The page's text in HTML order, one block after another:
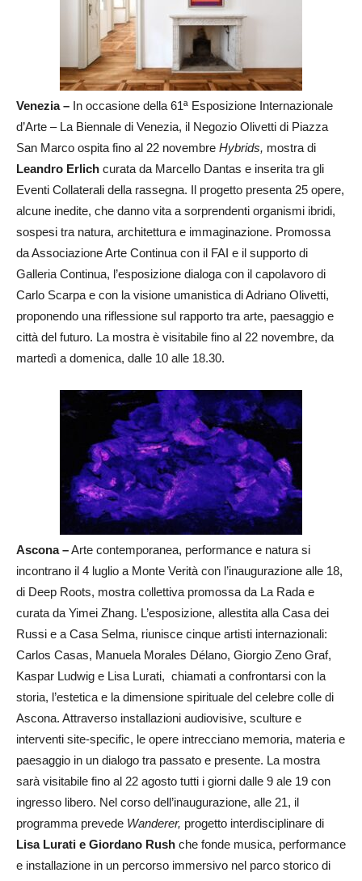
Venezia – In occasione della 61ª Esposizione Internazionale
d’Arte – La Biennale di Venezia, il Negozio Olivetti di Piazza
San Marco ospita fino al 22 novembre Hybrids, mostra di
Leandro Erlich curata da Marcello Dantas e inserita tra gli
Eventi Collaterali della rassegna. Il progetto presenta 25 opere,
alcune inedite, che danno vita a sorprendenti organismi ibridi,
sospesi tra natura, architettura e immaginazione. Promossa
da Associazione Arte Continua con il FAI e il supporto di
Galleria Continua, l’esposizione dialoga con il capolavoro di
Carlo Scarpa e con la visione umanistica di Adriano Olivetti,
proponendo una riflessione sul rapporto tra arte, paesaggio e
città del futuro. La mostra è visitabile fino al 22 novembre, da
martedì a domenica, dalle 10 alle 18.30.
Ascona –Arte contemporanea, performance e natura si
incontrano il 4 luglio a Monte Verità con l’inaugurazione alle 18,
di Deep Roots, mostra collettiva promossa da La Rada e
curata da Yimei Zhang. L’esposizione, allestita alla Casa dei
Russi e a Casa Selma, riunisce cinque artisti internazionali:
Carlos Casas, Manuela Morales Délano, Giorgio Zeno Graf,
Kaspar Ludwig e Lisa Lurati, chiamati a confrontarsi con la
storia, l’estetica e la dimensione spirituale del celebre colle di
Ascona. Attraverso installazioni audiovisive, sculture e
interventi site-specific, le opere intrecciano memoria, materia e
paesaggio in un dialogo tra passato e presente. La mostra
sarà visitabile fino al 22 agosto tutti i giorni dalle 9 ale 19 con
ingresso libero. Nel corso dell’inaugurazione, alle 21, il
programma prevede Wanderer, progetto interdisciplinare di
Lisa Lurati e Giordano Rush che fonde musica, performance
e installazione in un percorso immersivo nel parco storico di